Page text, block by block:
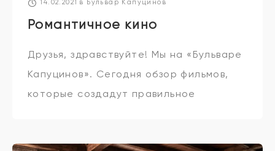
14.02.2021 в Бульвар Капуцинов
Романтичное кино
Друзья, здравствуйте! Мы на «Бульваре
Капуцинов». Сегодня обзор фильмов,
которые создадут правильное